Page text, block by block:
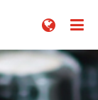


